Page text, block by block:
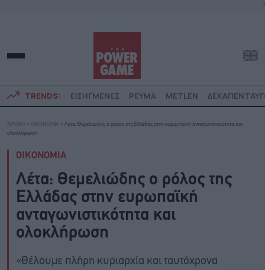
TRENDS: ΕΙΣΗΓΜΕΝΕΣ ΡΕΥΜΑ METLEN
ΑΡΧΙΚΗ » ΟΙΚΟΝΟΜΙΑ » Λέτα: Θεμελιώδης ο ρόλος της Ελλάδας στην ευρωπαϊκή ανταγωνιστικότητα και
ολοκλήρωση
ΟΙΚΟΝΟΜΙΑ
Λέτα: Θεμελιώδης ο ρόλος της
Ελλάδας στην ευρωπαϊκή
ανταγωνιστικότητα και
ολοκλήρωση
«Θέλουμε πλήρη κυριαρχία και ταυτόχρονα